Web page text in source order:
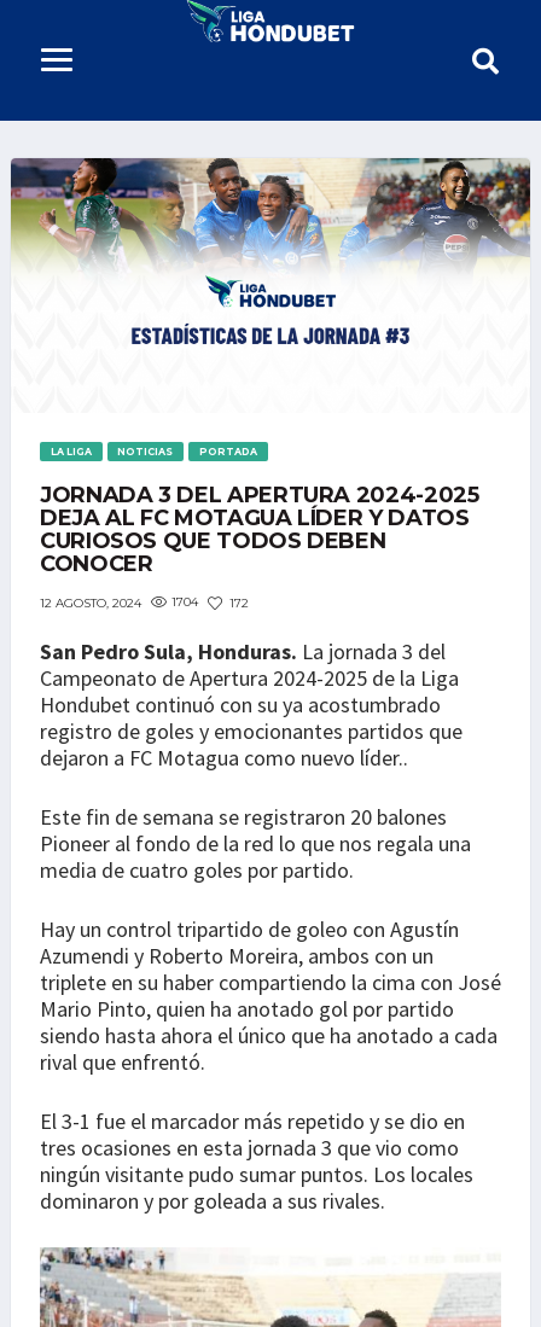
LA LIGA NOTICIAS PORTADA
JORNADA 3 DEL APERTURA 2024-2025
DEJA AL FC MOTAGUA LÍDER Y DATOS
CURIOSOS QUE TODOS DEBEN
CONOCER
12 AGOSTO, 2024 1704 172
San Pedro Sula, Honduras. La jornada 3 del
Campeonato de Apertura 2024-2025 de la Liga
Hondubet continuó con su ya acostumbrado
registro de goles y emocionantes partidos que
dejaron a FC Motagua como nuevo líder..
Este fin de semana se registraron 20 balones
Pioneer al fondo de la red lo que nos regala una
media de cuatro goles por partido.
Hay un control tripartido de goleo con Agustín
Azumendi y Roberto Moreira, ambos con un
triplete en su haber compartiendo la cima con José
Mario Pinto, quien ha anotado gol por partido
siendo hasta ahora el único que ha anotado a cada
rival que enfrentó.
El 3-1 fue el marcador más repetido y se dio en
tres ocasiones en esta jornada 3 que vio como
ningún visitante pudo sumar puntos. Los locales
dominaron y por goleada a sus rivales.